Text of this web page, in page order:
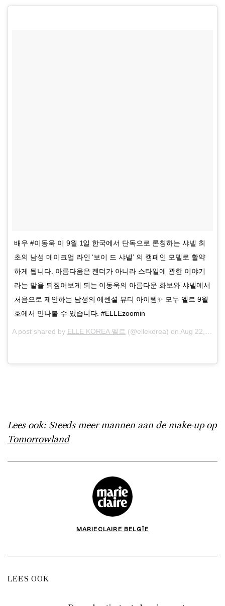
배우 #이동욱 이 9월 1일 한국에서 단독으로 론칭하는 샤넬 최
초의 남성 메이크업 라인 ‘보이 드 샤넬’ 의 캠페인 모델로 활약
하게 됩니다. 아름다움은 젠더가 아니라 스타일에 관한 이야기
라는 말을 되짚어보게 되는 이동욱의 아름다운 화보와 샤넬에서
처음으로 제안하는 남성의 에센셜 뷰티 아이템✨ 모두 엘르 9월
호에서 만나볼 수 있습니다. #ELLEzoomin
A post shared by ELLE KOREA 엘르 (@ellekorea) on Aug 22, 2018 at 1:57am PDT
Lees ook:Steeds meer mannen aan de make-up op
Tomorrowland
MARIECLAIRE BELGÏE
LEES OOK